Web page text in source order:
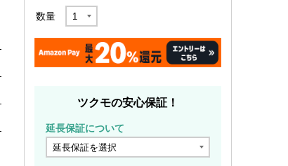
数量
ツクモの安心保証！
延長保証について